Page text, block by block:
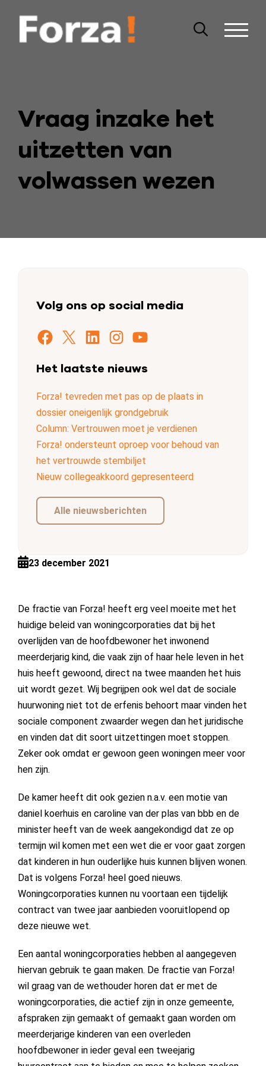
Vraag inzake het
uitzetten van
volwassen wezen
Volg ons op social media
Facebook X LinkedIn Instagram YouTube
Het laatste nieuws
Forza! tevreden met pas op de plaats in
dossier oneigenlijk grondgebruik
Column: Vertrouwen moet je verdienen
Forza! ondersteunt oproep voor behoud van
het vertrouwde stembiljet
Nieuw collegeakkoord gepresenteerd
Alle nieuwsberichten
23 december 2021
De fractie van Forza! heeft erg veel moeite met het
huidige beleid van woningcorporaties dat bij het
overlijden van de hoofdbewoner het inwonend
meerderjarig kind, die vaak zijn of haar hele leven in het
huis heeft gewoond, direct na twee maanden het huis
uit wordt gezet. Wij begrijpen ook wel dat de sociale
huurwoning niet tot de erfenis behoort maar vinden het
sociale component zwaarder wegen dan het juridische
en vinden dat dit soort uitzettingen moet stoppen.
Zeker ook omdat er gewoon geen woningen meer voor
hen zijn.
De kamer heeft dit ook gezien n.a.v. een motie van
daniel koerhuis en caroline van der plas van bbb en de
minister heeft van de week aangekondigd dat ze op
termijn wil komen met een wet die er voor gaat zorgen
dat kinderen in hun ouderlijke huis kunnen blijven wonen.
Dat is volgens Forza! heel goed nieuws.
Woningcorporaties kunnen nu voortaan een tijdelijk
contract van twee jaar aanbieden vooruitlopend op
deze nieuwe wet.
Een aantal woningcorporaties hebben al aangegeven
hiervan gebruik te gaan maken. De fractie van Forza!
wil graag van de wethouder horen dat er met de
woningcorporaties, die actief zijn in onze gemeente,
afspraken zijn gemaakt of gemaakt gaan worden om
meerderjarige kinderen van een overleden
hoofdbewoner in ieder geval een tweejarig